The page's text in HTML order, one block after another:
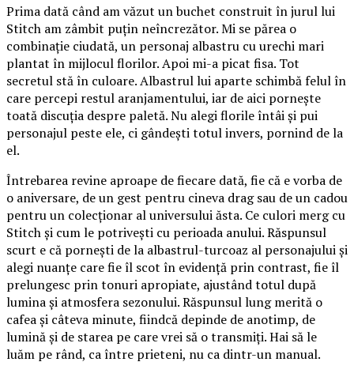
Prima dată când am văzut un buchet construit în jurul lui
Stitch am zâmbit puțin neîncrezător. Mi se părea o
combinație ciudată, un personaj albastru cu urechi mari
plantat în mijlocul florilor. Apoi mi-a picat fisa. Tot
secretul stă în culoare. Albastrul lui aparte schimbă felul în
care percepi restul aranjamentului, iar de aici pornește
toată discuția despre paletă. Nu alegi florile întâi și pui
personajul peste ele, ci gândești totul invers, pornind de la
el.
Întrebarea revine aproape de fiecare dată, fie că e vorba de
o aniversare, de un gest pentru cineva drag sau de un cadou
pentru un colecționar al universului ăsta. Ce culori merg cu
Stitch și cum le potrivești cu perioada anului. Răspunsul
scurt e că pornești de la albastrul-turcoaz al personajului și
alegi nuanțe care fie îl scot în evidență prin contrast, fie îl
prelungesc prin tonuri apropiate, ajustând totul după
lumina și atmosfera sezonului. Răspunsul lung merită o
cafea și câteva minute, fiindcă depinde de anotimp, de
lumină și de starea pe care vrei să o transmiți. Hai să le
luăm pe rând, ca între prieteni, nu ca dintr-un manual.